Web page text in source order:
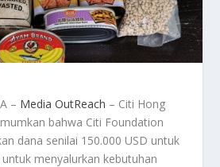
– Media OutReach – Citi Hong
bahwa Citi Foundation
dana senilai 150.000 USD untuk
menyalurkan kebutuhan